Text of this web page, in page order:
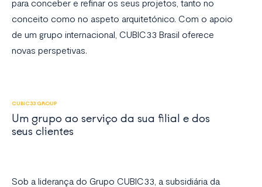
para conceber e refinar os seus projetos, tanto no
conceito como no aspeto arquitetónico. Com o apoio
de um grupo internacional, CUBIC33 Brasil oferece
novas perspetivas.
CUBIC33 GROUP
Um grupo ao serviço da sua filial e dos
seus clientes
Sob a liderança do Grupo CUBIC33, a subsidiária da